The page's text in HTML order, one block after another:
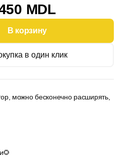
MDL
В корзину
в один клик
можно бесконечно расширять,